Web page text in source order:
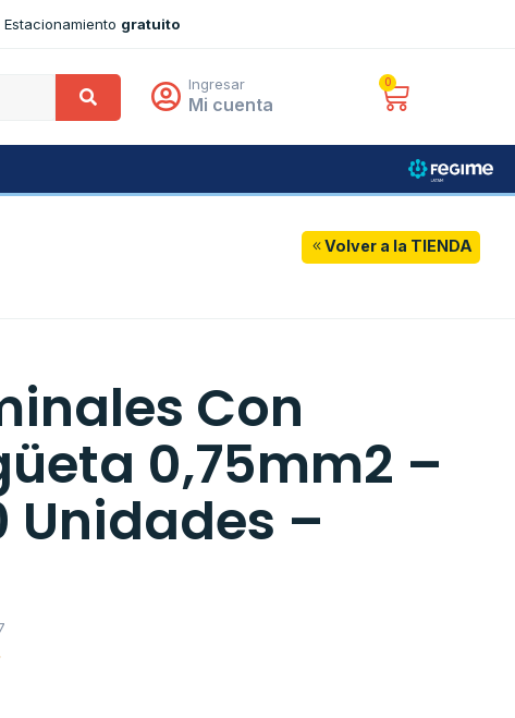
Estacionamiento gratuito
Ingresar
Mi cuenta
0
Volver a la TIENDA
Con
0,75mm2 –
Unidades –